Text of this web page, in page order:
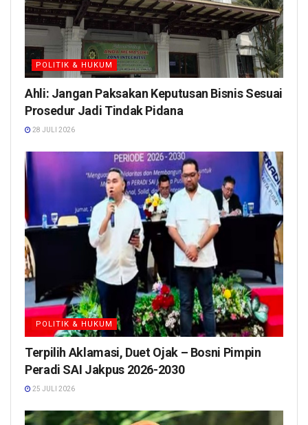
POLITIK & HUKUM
Ahli: Jangan Paksakan Keputusan Bisnis Sesuai
Prosedur Jadi Tindak Pidana
28 JULI 2026
POLITIK & HUKUM
Terpilih Aklamasi, Duet Ojak – Bosni Pimpin
Peradi SAI Jakpus 2026-2030
25 JULI 2026